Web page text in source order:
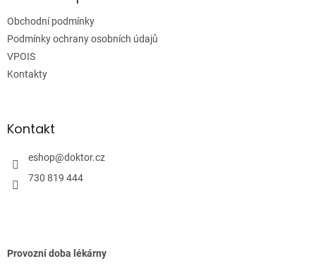
Obchodní podmínky
Podmínky ochrany osobních údajů
VPOIS
Kontakty
Kontakt
eshop@doktor.cz
730 819 444
Provozní doba lékárny